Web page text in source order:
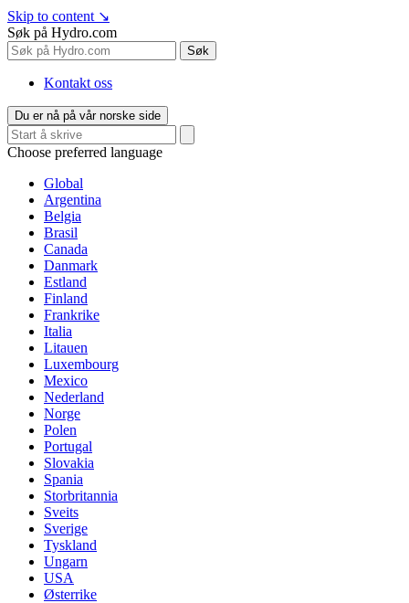
Skip to content ↘
Søk på Hydro.com
Søk
Kontakt oss
Du er nå på vår norske side
Choose preferred language
Global
Argentina
Belgia
Brasil
Canada
Danmark
Estland
Finland
Frankrike
Italia
Litauen
Luxembourg
Mexico
Nederland
Norge
Polen
Portugal
Slovakia
Spania
Storbritannia
Sveits
Sverige
Tyskland
Ungarn
USA
Østerrike